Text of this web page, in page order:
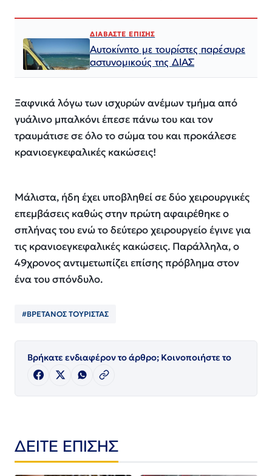
ΔΙΑΒΑΣΤΕ ΕΠΙΣΗΣ
Αυτοκίνητο με τουρίστες παρέσυρε
αστυνομικούς της ΔΙΑΣ
Ξαφνικά λόγω των ισχυρών ανέμων τμήμα από
γυάλινο μπαλκόνι έπεσε πάνω του και τον
τραυμάτισε σε όλο το σώμα του και προκάλεσε
κρανιοεγκεφαλικές κακώσεις!
Μάλιστα, ήδη έχει υποβληθεί σε δύο χειρουργικές
επεμβάσεις καθώς στην πρώτη αφαιρέθηκε ο
σπλήνας του ενώ το δεύτερο χειρουργείο έγινε για
τις κρανιοεγκεφαλικές κακώσεις. Παράλληλα, ο
49χρονος αντιμετωπίζει επίσης πρόβλημα στον
ένα του σπόνδυλο.
#ΒΡΕΤΑΝΟΣ ΤΟΥΡΙΣΤΑΣ
Βρήκατε ενδιαφέρον το άρθρο; Κοινοποιήστε το
ΔΕΙΤΕ ΕΠΙΣΗΣ